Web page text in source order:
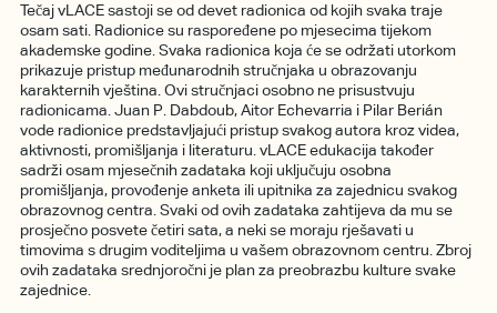
Tečaj vLACE sastoji se od devet radionica od kojih svaka traje
osam sati. Radionice su raspoređene po mjesecima tijekom
akademske godine. Svaka radionica koja će se održati utorkom
prikazuje pristup međunarodnih stručnjaka u obrazovanju
karakternih vještina. Ovi stručnjaci osobno ne prisustvuju
radionicama. Juan P. Dabdoub, Aitor Echevarria i Pilar Berián
vode radionice predstavljajući pristup svakog autora kroz videa,
aktivnosti, promišljanja i literaturu. vLACE edukacija također
sadrži osam mjesečnih zadataka koji uključuju osobna
promišljanja, provođenje anketa ili upitnika za zajednicu svakog
obrazovnog centra. Svaki od ovih zadataka zahtijeva da mu se
prosječno posvete četiri sata, a neki se moraju rješavati u
timovima s drugim voditeljima u vašem obrazovnom centru. Zbroj
ovih zadataka srednjoročni je plan za preobrazbu kulture svake
zajednice.